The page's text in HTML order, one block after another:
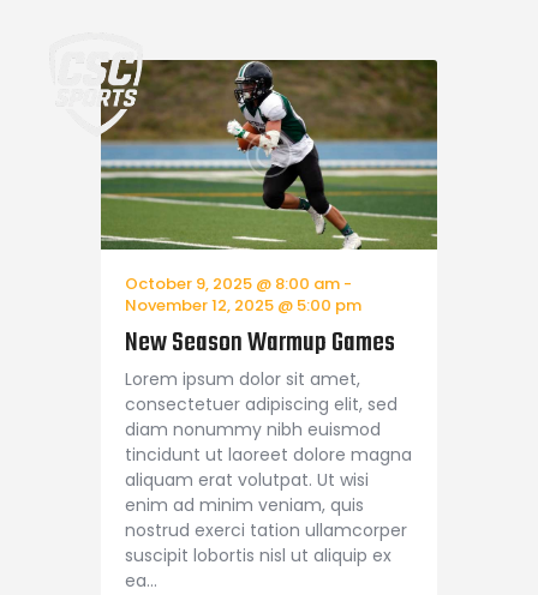
Home
October 9, 2025 @ 8:00 am -
November 12, 2025 @ 5:00 pm
New Season Warmup Games
Lorem ipsum dolor sit amet,
consectetuer adipiscing elit, sed
diam nonummy nibh euismod
tincidunt ut laoreet dolore magna
aliquam erat volutpat. Ut wisi
enim ad minim veniam, quis
nostrud exerci tation ullamcorper
suscipit lobortis nisl ut aliquip ex
ea…